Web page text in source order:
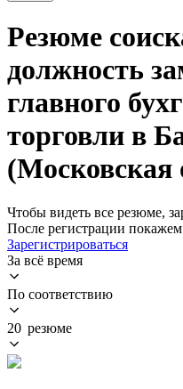
Резюме
должность
главного
торговли в
(Московская
Чтобы видеть все резюме,
После регистрации
Зарегистрироваться
За всё время
По соответствию
20 резюме